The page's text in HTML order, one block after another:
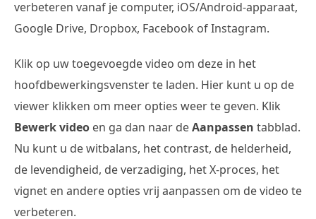
verbeteren vanaf je computer, iOS/Android-apparaat,
Google Drive, Dropbox, Facebook of Instagram.
Klik op uw toegevoegde video om deze in het
hoofdbewerkingsvenster te laden. Hier kunt u op de
viewer klikken om meer opties weer te geven. Klik
Bewerk video en ga dan naar deAanpassen tabblad.
Nu kunt u de witbalans, het contrast, de helderheid,
de levendigheid, de verzadiging, het X-proces, het
vignet en andere opties vrij aanpassen om de video te
verbeteren.